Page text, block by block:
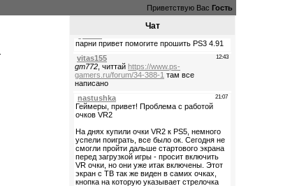
Приветствую Вас Гость
Чат